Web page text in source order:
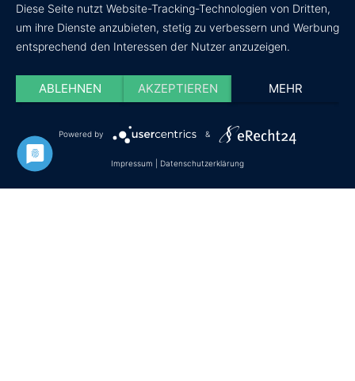
Datenschutz Impressum Cookie-Einstellungen
© Copyright - wir-testen-du-kaufst.de
Diese Seite nutzt Website-Tracking-Technologien von Dritten,
um ihre Dienste anzubieten, stetig zu verbessern und Werbung
entsprechend den Interessen der Nutzer anzuzeigen.
ABLEHNEN AKZEPTIEREN MEHR
Powered by &
Impressum Datenschutzerklärung